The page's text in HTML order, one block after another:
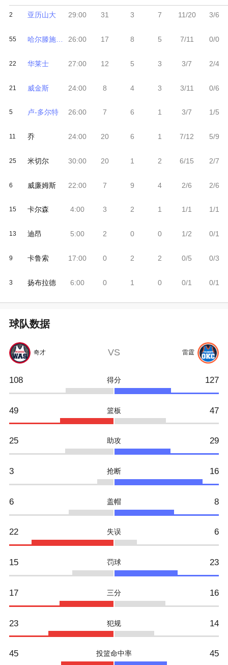
2 亚历山大
55 哈尔滕施泰因
22 华莱士
21 威金斯
5 卢-多尔特
11 乔
25 米切尔
6 威廉姆斯
15 卡尔森
13 迪昂
9 卡鲁索
3 扬布拉德
29:00
26:00
27:00
24:00
26:00
24:00
30:00
22:00
4:00
5:00
17:00
6:00
31
17
12
8
7
20
20
7
3
2
0
0
3
8
5
4
6
6
1
9
2
0
2
1
7
5
3
3
1
1
2
4
1
0
2
0
11/20
7/11
3/7
3/11
3/7
7/12
6/15
2/6
1/1
1/2
0/5
0/1
3/6
0/0
2/4
0/6
1/5
5/9
2/7
2/6
1/1
0/1
0/3
0/1
球队数据
奇才 VS 雷霆
108 得分 127
49 篮板 47
25 助攻 29
3 抢断 16
6 盖帽 8
22 失误 6
15 罚球 23
17 三分 16
23 犯规 14
45 投篮命中率 45